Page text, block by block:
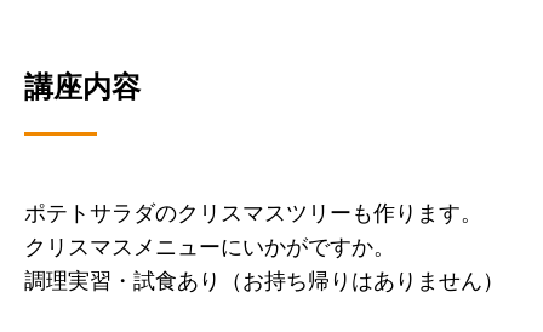
講座内容
ポテトサラダのクリスマスツリーも作ります。
クリスマスメニューにいかがですか。
調理実習・試食あり（お持ち帰りはありません）